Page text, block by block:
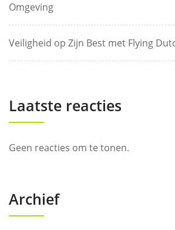
Omgeving
Veiligheid op Zijn Best met Flying
Laatste reacties
Geen reacties om te tonen.
Archief